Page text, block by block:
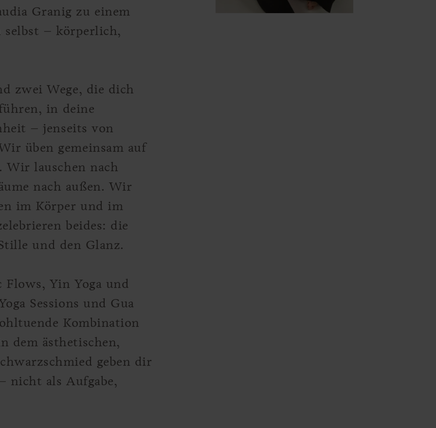
Granig zu einem
– körperlich,
zwei Wege, die dich
in deine
– jenseits von
üben gemeinsam auf
Wir lauschen nach
nach außen. Wir
im Körper und im
beides: die
und den Glanz.
Yin Yoga und
Sessions und Gua
Kombination
dem ästhetischen,
geben dir
nicht als Aufgabe,